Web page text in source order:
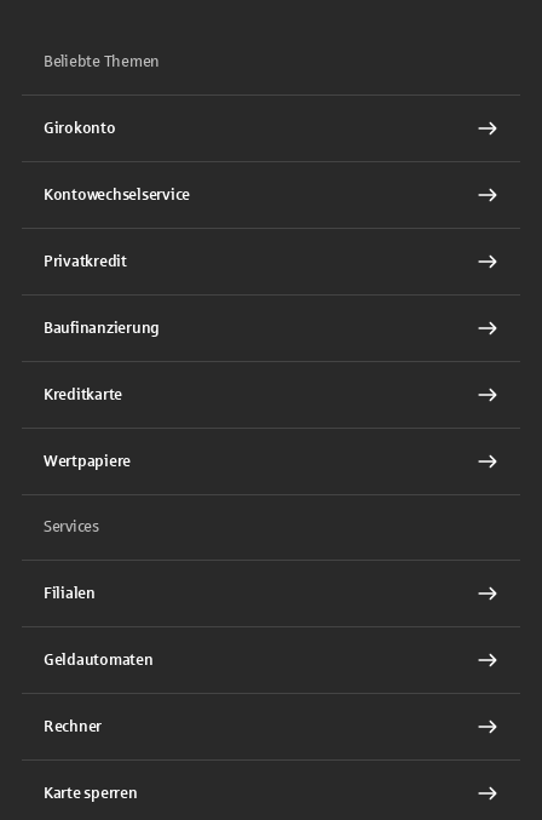
Beliebte Themen
Girokonto
Kontowechselservice
Privatkredit
Baufinanzierung
Kreditkarte
Wertpapiere
Services
Filialen
Geldautomaten
Rechner
Karte sperren